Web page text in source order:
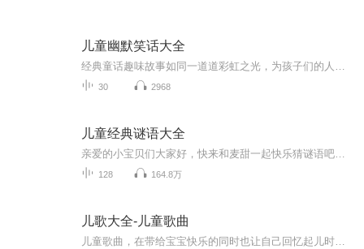
儿童幽默笑话大全
30 2968
儿童经典谜语大全
128 164.8万
儿歌大全-儿童歌曲